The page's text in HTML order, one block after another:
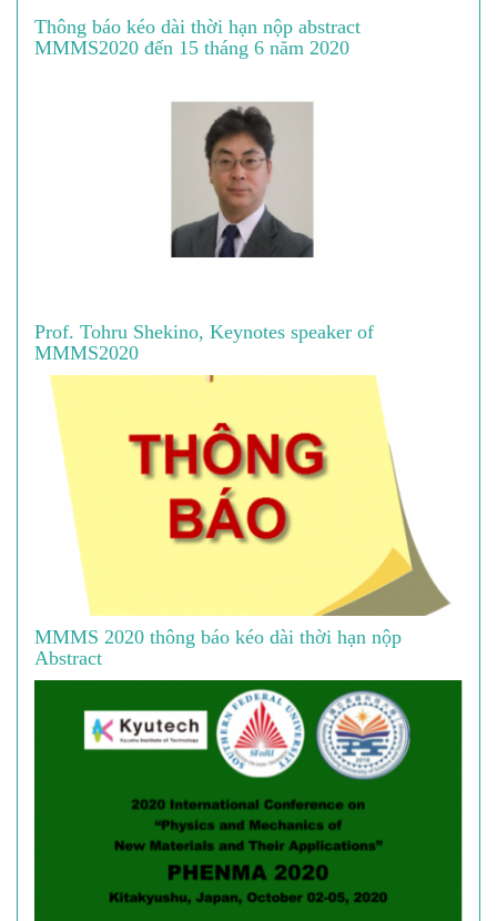
Thông báo kéo dài thời hạn nộp abstract
MMMS2020 đến 15 tháng 6 năm 2020
Prof. Tohru Shekino, Keynotes speaker of
MMMS2020
MMMS 2020 thông báo kéo dài thời hạn nộp
Abstract